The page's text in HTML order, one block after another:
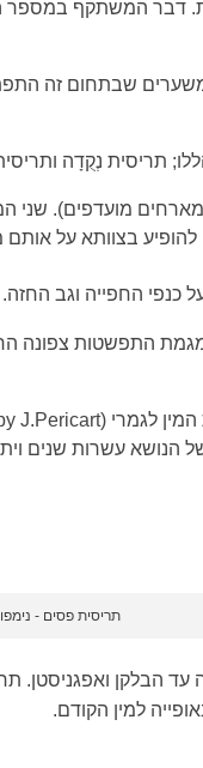
שבתחום זה
תריסית נְקֻדָה
מועדפים). שני
בצוותא על אותם
עשרות שנים
תריסית פסים -
אירופה עד הבלקן
למין הקודם.